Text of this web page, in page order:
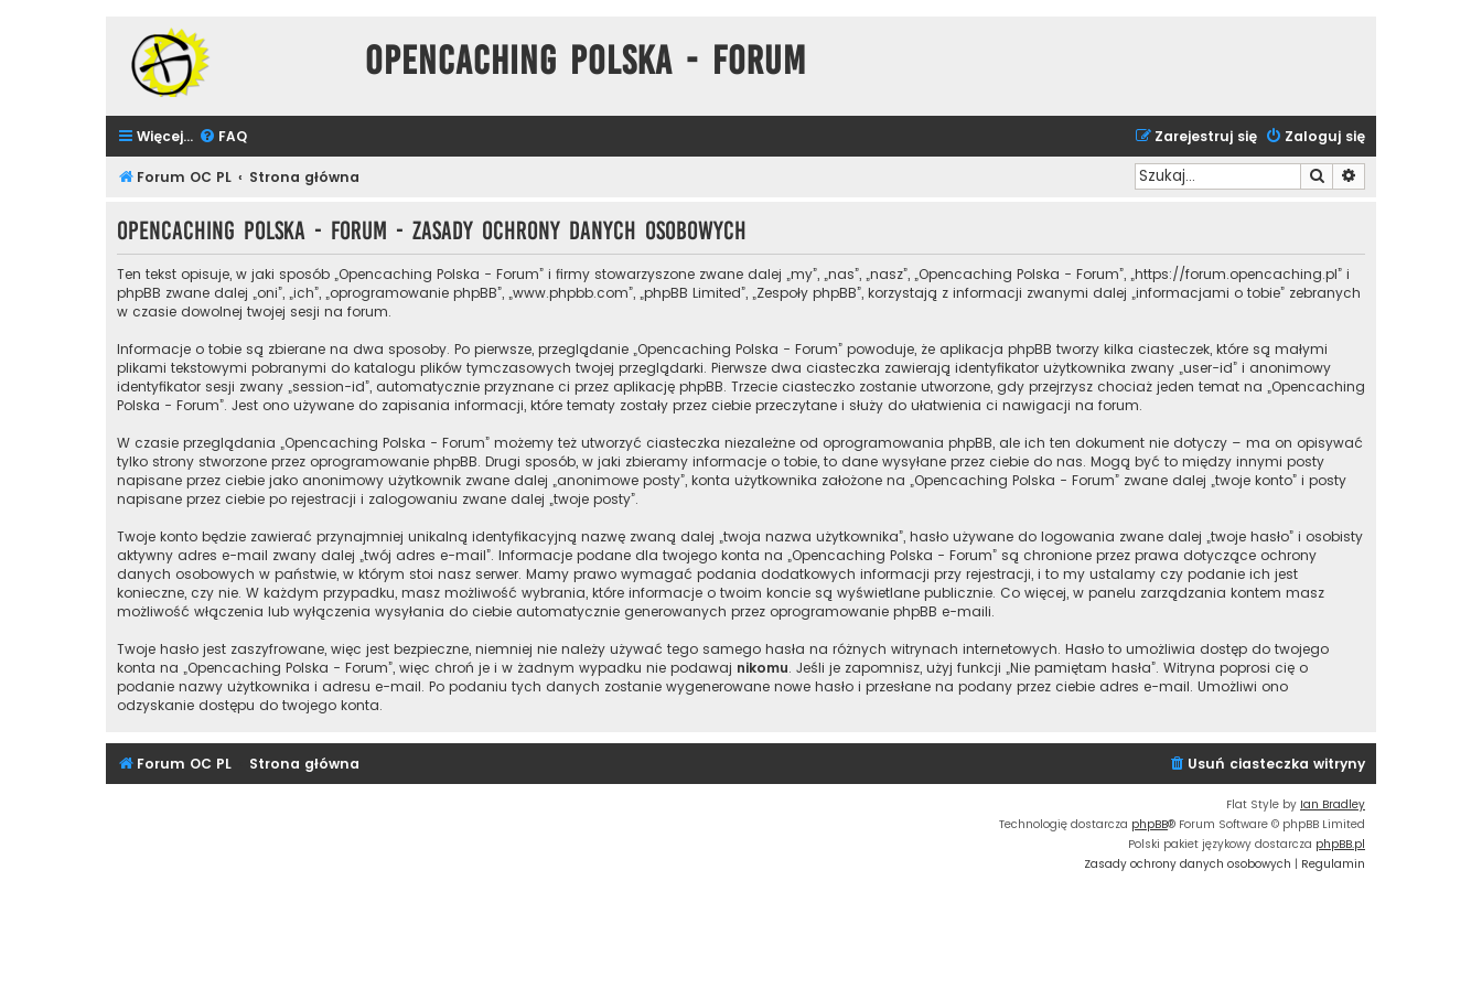
Opencaching Polska - Forum
Więcej… FAQ Zaloguj się
Zarejestruj się
Forum OC PL Strona główna Szukaj
Opencaching Polska - Forum - Zasady ochrony danych osobowych
Ten tekst opisuje, w jaki sposób „Opencaching Polska - Forum” i firmy stowarzyszone zwane dalej „my”, „nas”, „nasz”, „Opencaching Polska - Forum”, „https://forum.opencaching.pl” i
phpBB zwane dalej „oni”, „ich”, „oprogramowanie phpBB”, „www.phpbb.com”, „phpBB Limited”, „Zespoły phpBB”, korzystają z informacji zwanymi dalej „informacjami o tobie” zebranych
w czasie dowolnej twojej sesji na forum.
Informacje o tobie są zbierane na dwa sposoby. Po pierwsze, przeglądanie „Opencaching Polska - Forum” powoduje, że aplikacja phpBB tworzy kilka ciasteczek, które są małymi
plikami tekstowymi pobranymi do katalogu plików tymczasowych twojej przeglądarki. Pierwsze dwa ciasteczka zawierają identyfikator użytkownika zwany „user-id” i anonimowy
identyfikator sesji zwany „session-id”, automatycznie przyznane ci przez aplikację phpBB. Trzecie ciasteczko zostanie utworzone, gdy przejrzysz chociaż jeden temat na „Opencaching
Polska - Forum”. Jest ono używane do zapisania informacji, które tematy zostały przez ciebie przeczytane i służy do ułatwienia ci nawigacji na forum.
W czasie przeglądania „Opencaching Polska - Forum” możemy też utworzyć ciasteczka niezależne od oprogramowania phpBB, ale ich ten dokument nie dotyczy – ma on opisywać
tylko strony stworzone przez oprogramowanie phpBB. Drugi sposób, w jaki zbieramy informacje o tobie, to dane wysyłane przez ciebie do nas. Mogą być to między innymi posty
napisane przez ciebie jako anonimowy użytkownik zwane dalej „anonimowe posty”, konta użytkownika założone na „Opencaching Polska - Forum” zwane dalej „twoje konto” i posty
napisane przez ciebie po rejestracji i zalogowaniu zwane dalej „twoje posty”.
Twoje konto będzie zawierać przynajmniej unikalną identyfikacyjną nazwę zwaną dalej „twoja nazwa użytkownika”, hasło używane do logowania zwane dalej „twoje hasło” i osobisty
aktywny adres e-mail zwany dalej „twój adres e-mail”. Informacje podane dla twojego konta na „Opencaching Polska - Forum” są chronione przez prawa dotyczące ochrony
danych osobowych w państwie, w którym stoi nasz serwer. Mamy prawo wymagać podania dodatkowych informacji przy rejestracji, i to my ustalamy czy podanie ich jest
konieczne, czy nie. W każdym przypadku, masz możliwość wybrania, które informacje o twoim koncie są wyświetlane publicznie. Co więcej, w panelu zarządzania kontem masz
możliwość włączenia lub wyłączenia wysyłania do ciebie automatycznie generowanych przez oprogramowanie phpBB e-maili.
Twoje hasło jest zaszyfrowane, więc jest bezpieczne, niemniej nie należy używać tego samego hasła na różnych witrynach internetowych. Hasło to umożliwia dostęp do twojego
konta na „Opencaching Polska - Forum”, więc chroń je i w żadnym wypadku nie podawaj nikomu. Jeśli je zapomnisz, użyj funkcji „Nie pamiętam hasła”. Witryna poprosi cię o
podanie nazwy użytkownika i adresu e-mail. Po podaniu tych danych zostanie wygenerowane nowe hasło i przesłane na podany przez ciebie adres e-mail. Umożliwi ono
odzyskanie dostępu do twojego konta.
Forum OC PL Strona główna Usuń ciasteczka witryny
Flat Style by Ian Bradley
Technologię dostarcza phpBB® Forum Software © phpBB Limited
Polski pakiet językowy dostarcza phpBB.pl
Zasady ochrony danych osobowych | Regulamin